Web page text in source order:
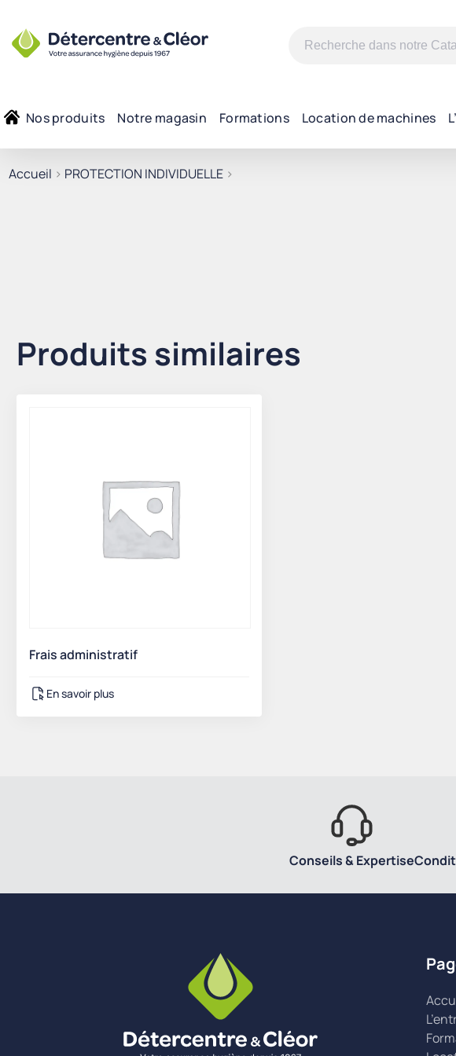
Recherche
Nos produits Notre magasin Formations Location de machines
Accueil > PROTECTION INDIVIDUELLE >
Produits similaires
Frais administratif
En savoir plus
Conseils & Expertise